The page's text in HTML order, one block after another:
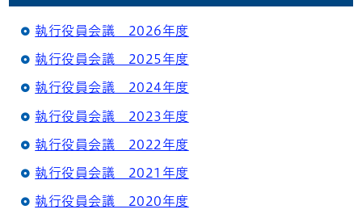
執行役員会議 2026年度
執行役員会議 2025年度
執行役員会議 2024年度
執行役員会議 2023年度
執行役員会議 2022年度
執行役員会議 2021年度
執行役員会議 2020年度